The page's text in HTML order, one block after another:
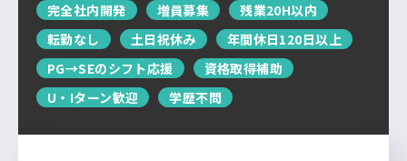
運営会社について
企業担当者の方へ
お問い合わせ
関西
中国・四国
九州・沖縄
完全社内開発
増員募集
残業20H以内
転勤なし
土日祝休み
年間休日120日以上
PG→SEのシフト応援
資格取得補助
U・Iターン歓迎
学歴不問